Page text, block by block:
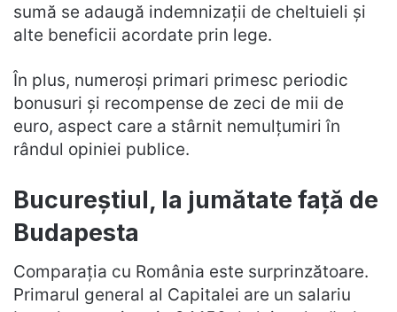
sumă se adaugă indemnizații de cheltuieli și
alte beneficii acordate prin lege.
În plus, numeroși primari primesc periodic
bonusuri și recompense de zeci de mii de
euro, aspect care a stârnit nemulțumiri în
rândul opiniei publice.
Bucureștiul, la jumătate față de
Budapesta
Comparația cu România este surprinzătoare.
Primarul general al Capitalei are un salariu